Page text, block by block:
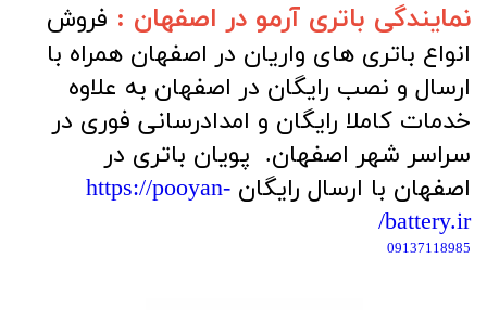
نمایندگی باتری آرمو در اصفهان : فروش
انواع باتری های واریان در اصفهان همراه با
ارسال و نصب رایگان در اصفهان به علاوه
خدمات کاملا رایگان و امدادرسانی فوری در
سراسر شهر اصفهان. پویان باتری در
اصفهان با ارسال رایگان https://pooyan-
battery.ir/
09137118985